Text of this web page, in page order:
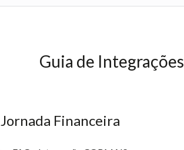
Guia de Integrações
Jornada Financeira